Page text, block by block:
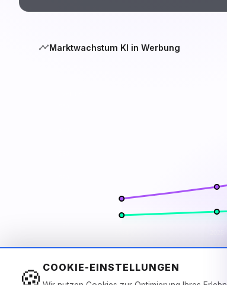
Marktwachstum KI in Werbung
🍪 COOKIE-EINSTELLUNGEN